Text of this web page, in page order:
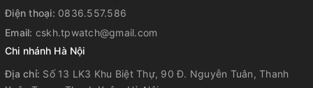
Điện thoại: 0836.557.586
Email: cskh.tpwatch@gmail.com
Chi nhánh Hà Nội
Địa chỉ: Số 13 LK3 Khu Biệt Thự, 90 Đ. Nguyễn Tuân, Thanh